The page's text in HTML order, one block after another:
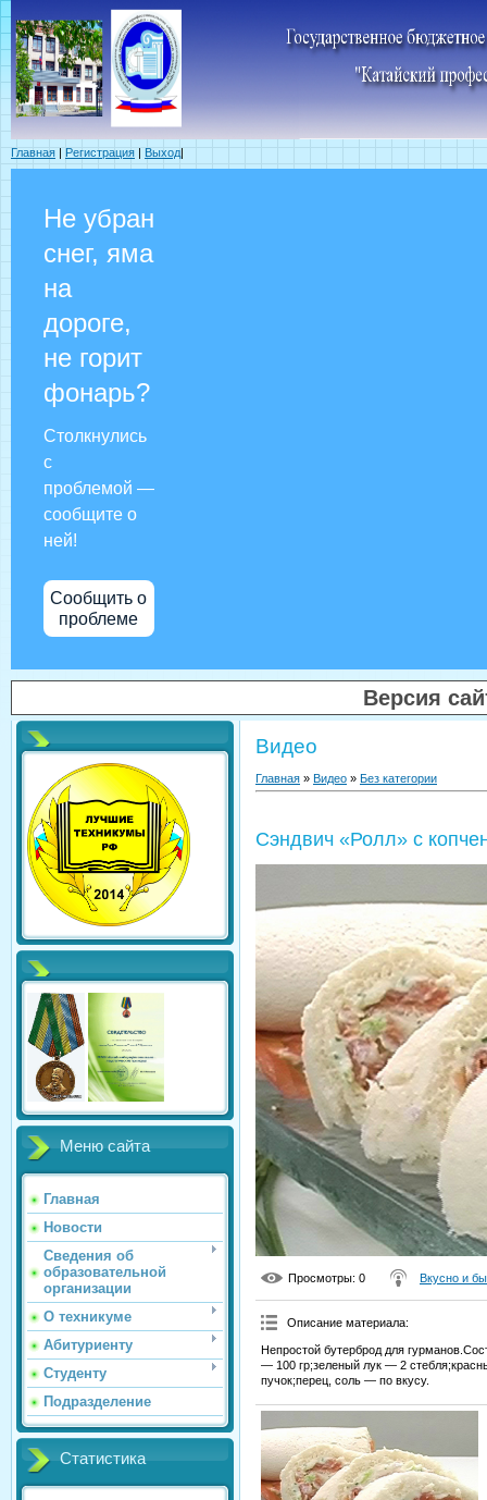
Главная | Регистрация | Выход|
Не убран
снег, яма
на
дороге,
не горит
фонарь?
Столкнулись
с
проблемой —
сообщите о
ней!
Сообщить о
проблеме
Версия
Меню сайта
Главная
Новости
Сведения об
образовательной
организации
О техникуме
Абитуриенту
Студенту
Подразделение
Статистика
Видео
Главная » Видео » Без категории
Сэндвич «Ролл» с
Просмотры: 0 Вкусно и
Описание материала:
Непростой бутерброд для
— 100 гр;зеленый лук — 2
пучок;перец, соль — по вкусу.